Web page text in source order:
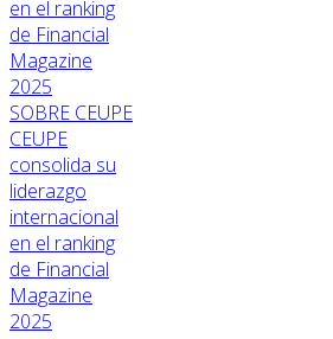
SOBRE CEUPE
CEUPE
consolida su
liderazgo
internacional
en el ranking
de Financial
Magazine
2025